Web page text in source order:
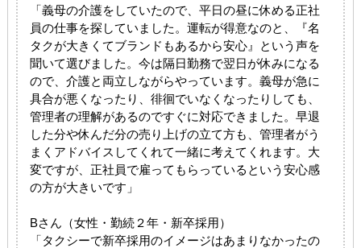
「義母の介護をしていたので、平日の昼に休める正社
員の仕事を探していました。運転が得意なのと、『名
タクが大きくてブランドもあるから安心』という声を
聞いて選びました。今は隔日勤務で翌日が休みになる
ので、介護と両立しながらやっています。義母が急に
具合が悪くなったり、徘徊でいなくなったりしても、
管理者の理解があるのですぐに対応できました。早退
した分や休んだ分の売り上げの立て方も、管理者がう
まくアドバイスしてくれて一緒に考えてくれます。大
変ですが、正社員で雇ってもらっているという安心感
の方が大きいです」
Bさん（女性・勤続２年・新卒採用）
「タクシーで新卒採用のイメージはあまりなかったの